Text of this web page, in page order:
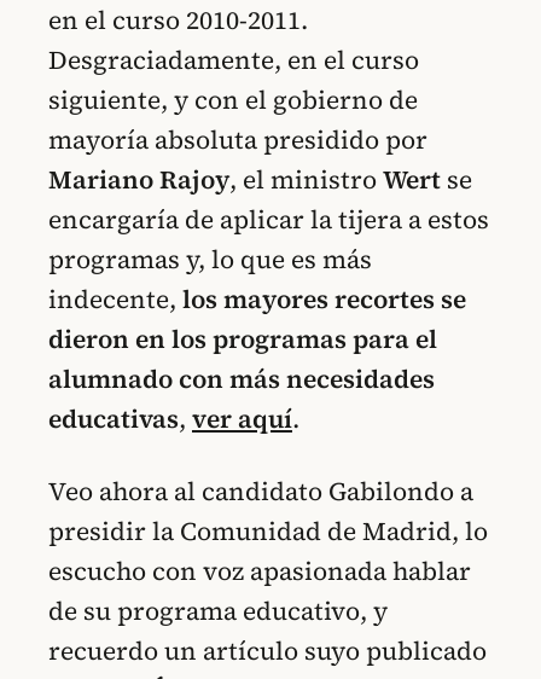
en el curso 2010-2011.
Desgraciadamente, en el curso
siguiente, y con el gobierno de
mayoría absoluta presidido por
Mariano Rajoy, el ministroWert se
encargaría de aplicar la tijera a estos
programas y, lo que es más
indecente, los mayores recortes se
dieron en los programas para el
alumnado con más necesidades
educativas, ver aquí.
Veo ahora al candidato Gabilondo a
presidir la Comunidad de Madrid, lo
escucho con voz apasionada hablar
de su programa educativo, y
recuerdo un artículo suyo publicado